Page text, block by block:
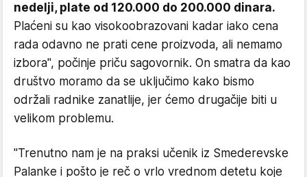
nedelji, plate od 120.000 do 200.000 dinara.
Plaćeni su kao visokoobrazovani kadar iako cena
rada odavno ne prati cene proizvoda, ali nemamo
izbora", počinje priču sagovornik. On smatra da kao
društvo moramo da se uključimo kako bismo
održali radnike zanatlije, jer ćemo drugačije biti u
velikom problemu.
"Trenutno nam je na praksi učenik iz Smederevske
Palanke i pošto je reč o vrlo vrednom detetu koje